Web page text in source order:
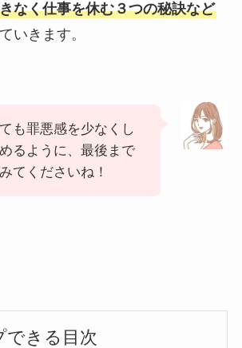
なく仕事を休む３つの秘訣など
いきます。
も罪悪感を少なくし
るように、最後まで
てくださいね！
できる目次